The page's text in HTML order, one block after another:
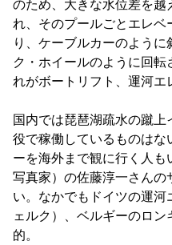
のため、大きな水位差を越
れ、そのプールごとエレベ
り、ケーブルカーのよう
ク・ホイールのように回転
れがボートリフト、運河エ
国内では琵琶湖疏水の蹴
役で稼働しているものはな
ーを海外まで観に行く人
写真家）の佐藤淳一さんの
い。なかでもドイツの運
ェルク）、ベルギーのロ
的。